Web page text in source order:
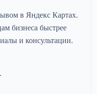
в Яндекс Картах.
бизнеса быстрее
и консультации.